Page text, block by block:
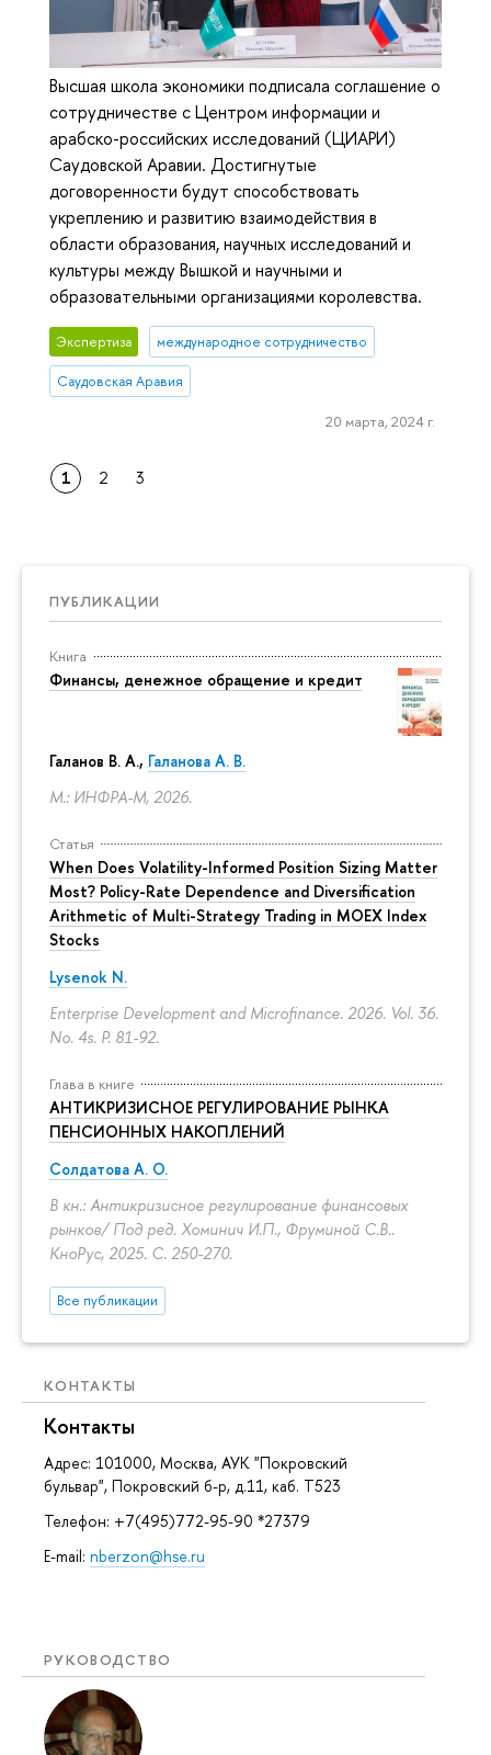
ПУБЛИКАЦИИ
Книга
Финансы, денежное обращение и кредит
Галанов В. А., Галанова А. В.
М.: ИНФРА-М, 2026.
Статья
When Does Volatility-Informed Position Sizing Matter
Most? Policy-Rate Dependence and Diversification
Arithmetic of Multi-Strategy Trading in MOEX Index
Stocks
Lysenok N.
Enterprise Development and Microfinance. 2026. Vol. 36.
No. 4s. P. 81-92.
Глава в книге
АНТИКРИЗИСНОЕ РЕГУЛИРОВАНИЕ РЫНКА
ПЕНСИОННЫХ НАКОПЛЕНИЙ
Солдатова А. О.
В кн.: Антикризисное регулирование финансовых
рынков/ Под ред. Хоминич И.П., Фруминой С.В..
КноРус, 2025. С. 250-270.
Все публикации
КОНТАКТЫ
Контакты
Адрес: 101000, Москва, АУК "Покровский
бульвар", Покровский б-р, д.11, каб. Т523
Телефон: +7(495)772-95-90 *27379
E-mail: nberzon@hse.ru
РУКОВОДСТВО
Высшая школа экономики подписала соглашение о
сотрудничестве с Центром информации и
арабско-российских исследований (ЦИАРИ)
Саудовской Аравии. Достигнутые
договоренности будут способствовать
укреплению и развитию взаимодействия в
области образования, научных исследований и
культуры между Вышкой и научными и
образовательными организациями королевства.
Экспертиза международное сотрудничество
Саудовская Аравия
20 марта, 2024 г.
1 2 3